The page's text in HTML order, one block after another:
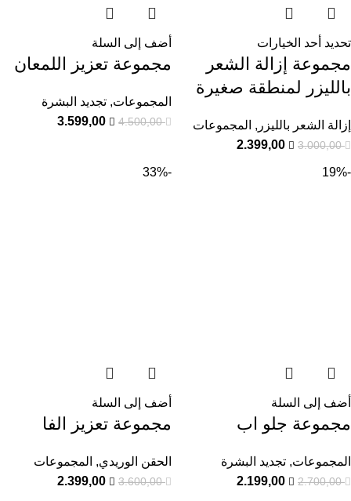
تحديد أحد الخيارات
مجموعة إزالة الشعر
بالليزر لمنطقة صغيرة
إزالة الشعر بالليزر , المجموعات
3.000,00
2.399,00
أضف إلى السلة
مجموعة تعزيز اللمعان
المجموعات, تجديد البشرة
4.500,00
3.599,00
-19%
أضف إلى السلة
مجموعة جلو اب
المجموعات, تجديد البشرة
2.700,00
2.199,00
-33%
أضف إلى السلة
مجموعة تعزيز الفا
الحقن الوريدي, المجموعات
3.600,00
2.399,00